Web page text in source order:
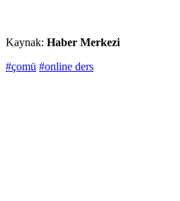
Kaynak: Haber Merkezi
#çomü #online ders